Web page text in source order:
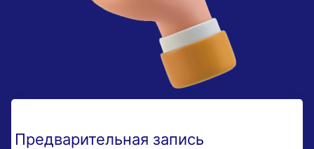
Предварительная запись